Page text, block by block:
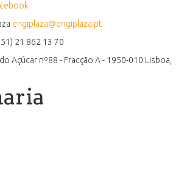
engiplaza@engiplaza.pt
21 862 13 70
Açúcar nº88 - Fracção A - 1950-010 Lisboa,